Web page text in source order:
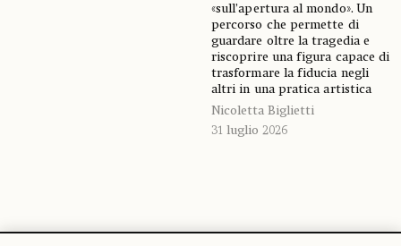
«sull’apertura al mondo». Un
percorso che permette di
guardare oltre la tragedia e
riscoprire una figura capace di
trasformare la fiducia negli
altri in una pratica artistica
Nicoletta Biglietti
31 luglio 2026